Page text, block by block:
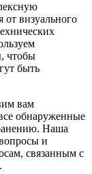
от визуального
чтобы
быть
вам
обнаруженные
Наша
и
связанным с